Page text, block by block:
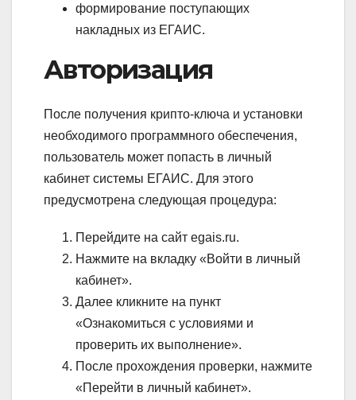
формирование поступающих
накладных из ЕГАИС.
Авторизация
После получения крипто-ключа и установки
необходимого программного обеспечения,
пользователь может попасть в личный
кабинет системы ЕГАИС. Для этого
предусмотрена следующая процедура:
Перейдите на сайт egais.ru.
Нажмите на вкладку «Войти в личный
кабинет».
Далее кликните на пункт
«Ознакомиться с условиями и
проверить их выполнение».
После прохождения проверки, нажмите
«Перейти в личный кабинет».